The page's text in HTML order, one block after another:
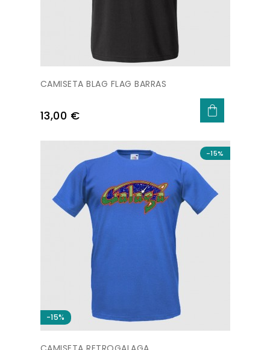
CAMISETA BLAG FLAG BARRAS
Precio
13,00 €
-15%
-15%